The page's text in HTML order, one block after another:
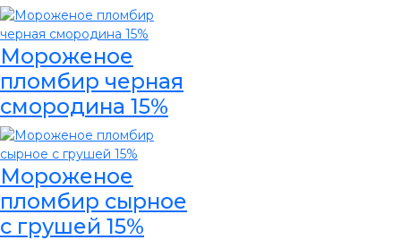
Мороженое
пломбир черная
смородина 15%
Мороженое
пломбир сырное
с грушей 15%